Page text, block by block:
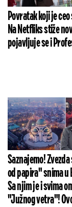
Povratak koji je
Na Netfliks stiže
pojavljuje se i
Saznajemo!
od papira" snima u
Sa njim je i svima
"Južnog vetra"!